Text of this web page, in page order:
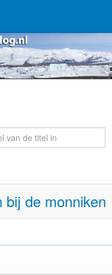
van de titel in
bij de monniken